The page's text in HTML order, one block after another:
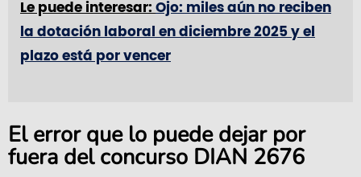
Le puede interesar: Ojo: miles aún no reciben
la dotación laboral en diciembre 2025 y el
plazo está por vencer
El error que lo puede dejar por
fuera del concurso DIAN 2676